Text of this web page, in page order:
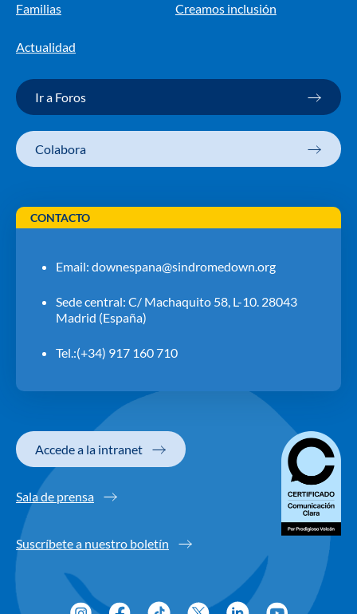
Familias Creamos inclusión
Actualidad
Ir a Foros
Colabora
CONTACTO
Email: downespana@sindromedown.org
Sede central: C/ Machaquito 58, L-10. 28043
Madrid (España)
Tel.:(+34) 917 160 710
Accede a la intranet
Sala de prensa
Suscríbete a nuestro boletín